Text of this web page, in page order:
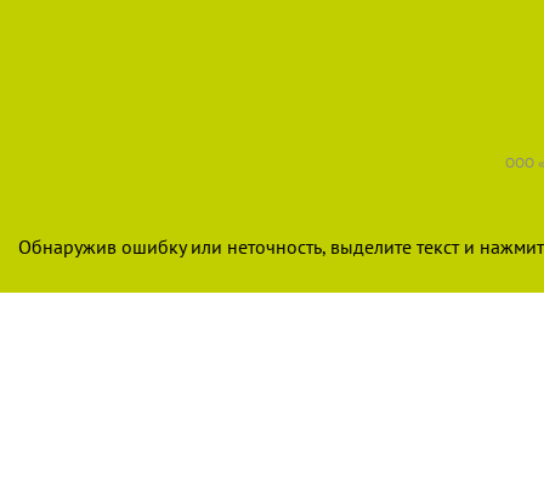
ООО
Обнаружив ошибку или неточность, выделите текст и